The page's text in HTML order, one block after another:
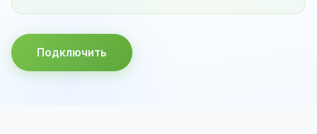
Подключить